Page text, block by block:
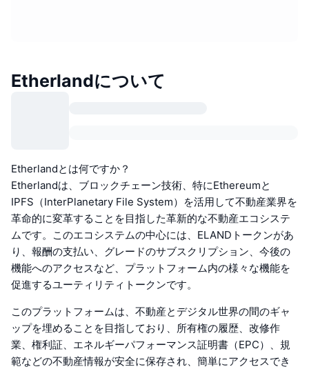
Etherlandについて
Etherlandとは何ですか？
Etherlandは、ブロックチェーン技術、特にEthereumと
IPFS（InterPlanetary File System）を活用して不動産業界を
革命的に変革することを目指した革新的な不動産エコシステ
ムです。このエコシステムの中心には、ELANDトークンがあ
り、報酬の支払い、グレードのサブスクリプション、今後の
機能へのアクセスなど、プラットフォーム内の様々な機能を
促進するユーティリティトークンです。
このプラットフォームは、不動産とデジタル世界の間のギャ
ップを埋めることを目指しており、所有権の履歴、改修作
業、権利証、エネルギーパフォーマンス証明書（EPC）、規
範などの不動産情報が安全に保存され、簡単にアクセスでき